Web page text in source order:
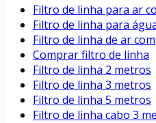
Filtro de linha para ar
Filtro de linha para
Filtro de linha de ar
Comprar filtro de linha
Filtro de linha 2 metros
Filtro de linha 3 metros
Filtro de linha 5 metros
Filtro de linha cabo 3